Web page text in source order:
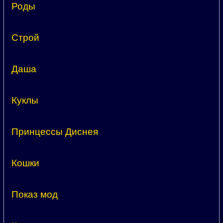
Роды
Строй
Даша
Куклы
Принцессы Диснея
Кошки
Показ мод